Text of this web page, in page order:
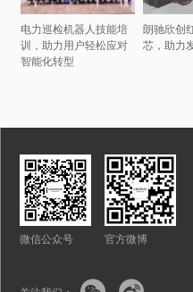
电力巡检机器人技能培
训，助力用户轻松应对
智能化转型
朗驰欣创
芯，助力
微信公众号 官方微博